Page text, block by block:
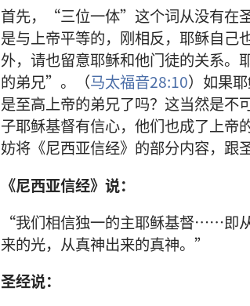
首先，“三位一体”这个词从没有在
是与上帝平等的，刚相反，耶稣自己
外，请也留意耶稣和他门徒的关系
的弟兄”。（马太福音28:10）如果
是至高上帝的弟兄了吗？这当然是不
子耶稣基督有信心，他们也成了上帝
妨将《尼西亚信经》的部分内容，跟
《尼西亚信经》说：
“我们相信独一的主耶稣基督……即
来的光，从真神出来的真神。”
圣经说：